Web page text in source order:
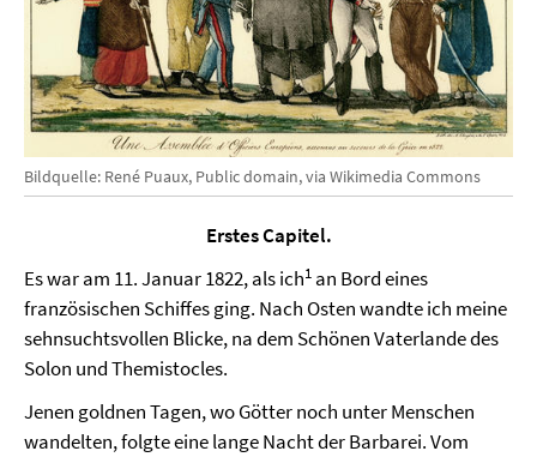
Bildquelle: René Puaux, Public domain, via Wikimedia Commons
Erstes Capitel.
Es war am 11. Januar 1822, als ich1 an Bord eines
französischen Schiffes ging. Nach Osten wandte ich meine
sehnsuchtsvollen Blicke, na dem Schönen Vaterlande des
Solon und Themistocles.
Jenen goldnen Tagen, wo Götter noch unter Menschen
wandelten, folgte eine lange Nacht der Barbarei. Vom